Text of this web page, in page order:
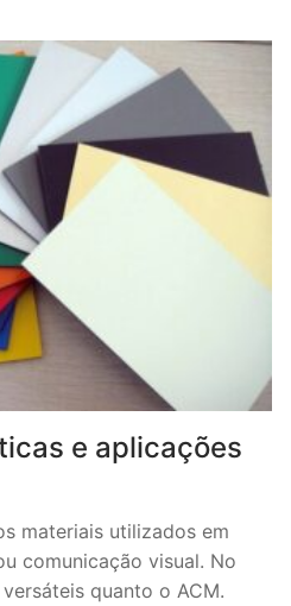
e aplicações
materiais utilizados em
comunicação visual. No
quanto o ACM.